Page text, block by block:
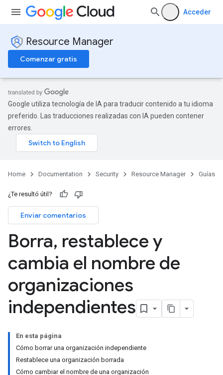
Acceder
Resource Manager
Comenzar gratis
Google utiliza tecnología de IA para traducir contenido a tu idioma
preferido. Las traducciones realizadas con IA pueden contener
errores.
Home Documentation Security Resource Manager Guías
¿Te resultó útil?
Enviar comentarios
Borra, restablece y
cambia el nombre de
organizaciones
independientes
En esta página
Cómo borrar una organización independiente
Restablece una organización borrada
Cómo cambiar el nombre de una organización